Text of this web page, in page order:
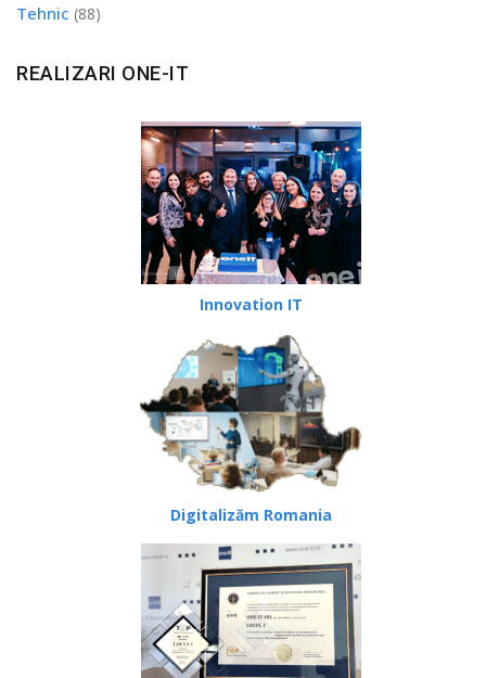
Tehnic (88)
REALIZARI ONE-IT
Innovation IT
Digitalizăm Romania